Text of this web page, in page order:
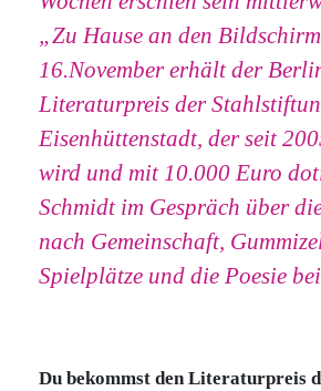
„Zu Hause an den
16.November erhält der
Literaturpreis der
Eisenhüttenstadt, der seit
wird und mit 10.000 Euro
Schmidt im Gespräch über
nach Gemeinschaft,
Spielplätze und die Poesie
Du bekommst den Literaturpreis